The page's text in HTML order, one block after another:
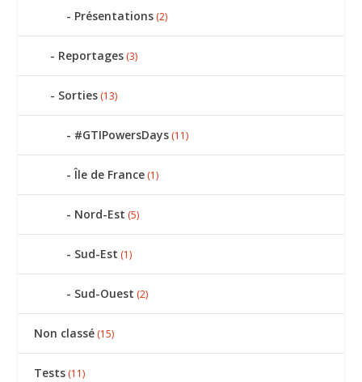
Présentations (2)
Reportages (3)
Sorties (13)
#GTIPowersDays (11)
Île de France (1)
Nord-Est (5)
Sud-Est (1)
Sud-Ouest (2)
Non classé (15)
Tests (11)